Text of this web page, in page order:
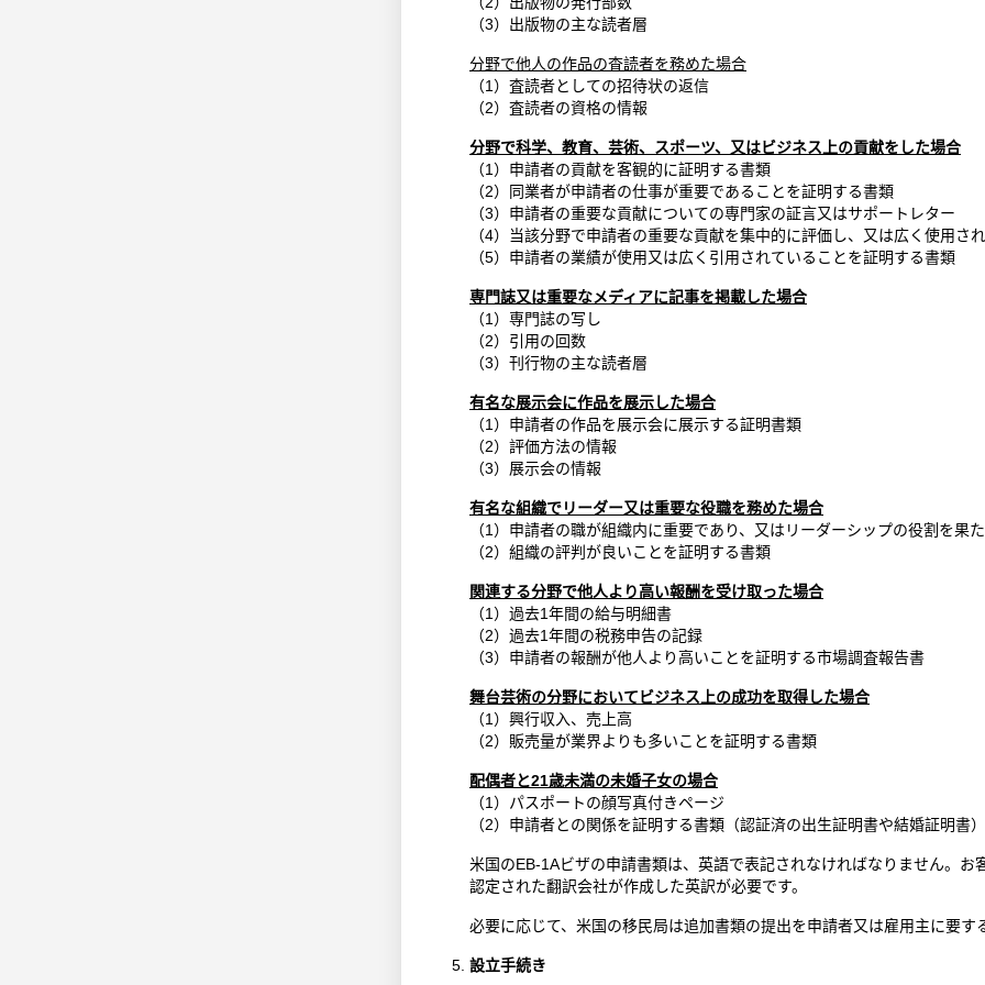
（3）出版物の主な読者層
分野で他人の作品の査読者を務めた場合
（1）査読者としての招待状の返信
（2）査読者の資格の情報
分野で科学、教育、芸術、スポーツ、又はビジネス上の貢献をした場合
（1）申請者の貢献を客観的に証明する書類
（2）同業者が申請者の仕事が重要であることを証明する書類
（3）申請者の重要な貢献についての専門家の証言又はサポートレター
（4）当該分野で申請者の重要な貢献を集中的に評価し、又は広く使用さ
（5）申請者の業績が使用又は広く引用されていることを証明する書類
専門誌又は重要なメディアに記事を掲載した場合
（1）専門誌の写し
（2）引用の回数
（3）刊行物の主な読者層
有名な展示会に作品を展示した場合
（1）申請者の作品を展示会に展示する証明書類
（2）評価方法の情報
（3）展示会の情報
有名な組織でリーダー又は重要な役職を務めた場合
（1）申請者の職が組織内に重要であり、又はリーダーシップの役割を果
（2）組織の評判が良いことを証明する書類
関連する分野で他人より高い報酬を受け取った場合
（1）過去1年間の給与明細書
（2）過去1年間の税務申告の記録
（3）申請者の報酬が他人より高いことを証明する市場調査報告書
舞台芸術の分野においてビジネス上の成功を取得した場合
（1）興行収入、売上高
（2）販売量が業界よりも多いことを証明する書類
配偶者と21歳未満の未婚子女の場合
（1）パスポートの顔写真付きページ
（2）申請者との関係を証明する書類（認証済の出生証明書や結婚証明書）
米国のEB-1Aビザの申請書類は、英語で表記されなければなりません。お
認定された翻訳会社が作成した英訳が必要です。
必要に応じて、米国の移民局は追加書類の提出を申請者又は雇用主に要す
設立手続き